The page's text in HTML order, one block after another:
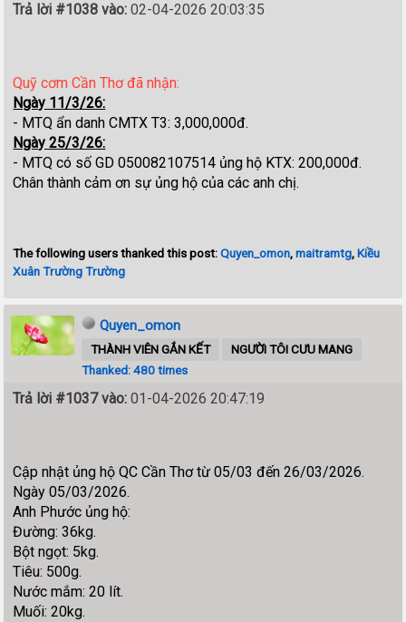
Trả lời #1038 vào: 02-04-2026 20:03:35
Quỹ cơm Cần Thơ đã nhận:
Ngày 11/3/26:
- MTQ ẩn danh CMTX T3: 3,000,000đ.
Ngày 25/3/26:
- MTQ có số GD 050082107514 ủng hộ KTX: 200,000đ.
Chân thành cảm ơn sự ủng hộ của các anh chị.
The following users thanked this post:Quyen_omon,maitramtg,Kiều
Xuân Trường Trường
Quyen_omon
THÀNH VIÊN GẮN KẾT
NGƯỜI TÔI CƯU MANG
Thanked: 480 times
Trả lời #1037 vào: 01-04-2026 20:47:19
Cập nhật ủng hộ QC Cần Thơ từ 05/03 đến 26/03/2026.
Ngày 05/03/2026.
Anh Phước ủng hộ:
Đường: 36kg.
Bột ngọt: 5kg.
Tiêu: 500g.
Nước mắm: 20 lít.
Muối: 20kg.